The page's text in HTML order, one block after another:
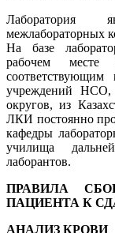
Лаборатория
межлабораторных
На базе
рабочем месте
соответствующим
учреждений НСО,
округов, из
ЛКИ постоянно
кафедры
училища
лаборантов.
ПРАВИЛА
ПАЦИЕНТА К
АНАЛИЗ КРОВИ